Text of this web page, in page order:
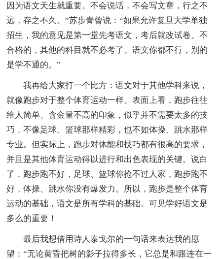
因为语文天生就重要。不会说话，不会写文章，行之不
远，存之不久。”苏步青曾说：“如果允许复旦大学单独
招生，我的意见是第一堂先考语文，考后就改试卷。不
合格的，其他的科目就不必考了。语文你都不行，别的
是学不通的。”
我再给大家打一个比方：语文对于其他学科来说，
就像跑步对于整个体育运动一样。表面上看，跑步往往
给人简单、含金量不高的印象，似乎并不需要太多的技
巧，不像足球、篮球那样精彩，也不如体操、跳水那样
专业。但实际上，跑步对体能和技巧都有很高的要求，
并且是其他体育运动得以进行和出色表现的关键。说白
了，跑步跑不好，足球、篮球你抢不过人家，跑步跑不
好，体操、跳水你没有爆发力。所以，跑步是整个体育
运动的基础，语文是所有学科的基础。可见学好语文是
多么的重要！
最后我想借用诗人泰戈尔的一句话来表达我的愿
望：“无论黄昏把树的影子拉得多长，它总是和跟连在一